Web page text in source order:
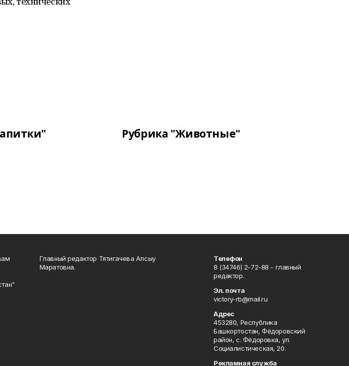
Рубрика "Животные"
Главный редактор Тятигачева Алсыу
Маратовна.
Телефон
8 (34746) 2-72-88 - главный
редактор.
Эл. почта
victory-rb@mail.ru
Адрес
453280, Республика
Башкортостан, Фёдоровский
район, с. Фёдоровка, ул.
Социалистическая, 20.
Рекламная служба